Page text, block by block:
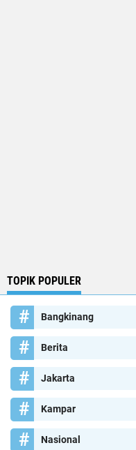
TOPIK POPULER
Bangkinang
Berita
Jakarta
Kampar
Nasional